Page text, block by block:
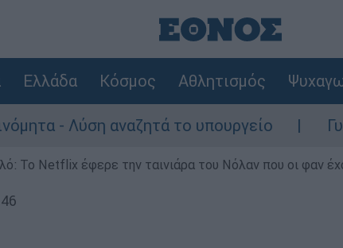
Ελλάδα Κόσμος Αθλητισμός
Λύση αναζητά το υπουργείο Γυναίκα
Το Netflix έφερε την ταινιάρα του Νόλαν που οι φαν